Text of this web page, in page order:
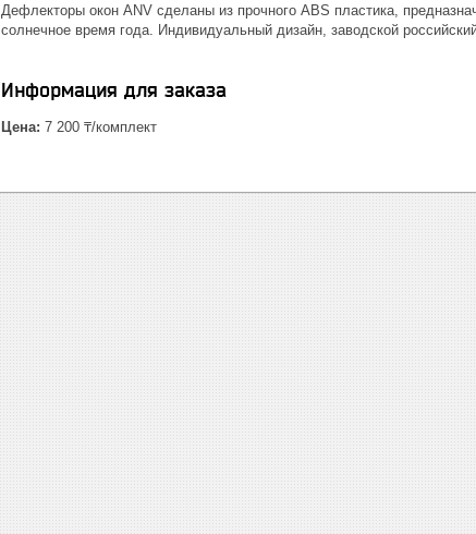
Дефлекторы окон ANV сделаны из прочного ABS пластика,
солнечное время года. Индивидуальный дизайн, заводской российский
Информация для заказа
Цена: 7 200 ₸/комплект